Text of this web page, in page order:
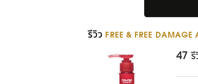
รีวิว FREE & FREE DAMAGE
47